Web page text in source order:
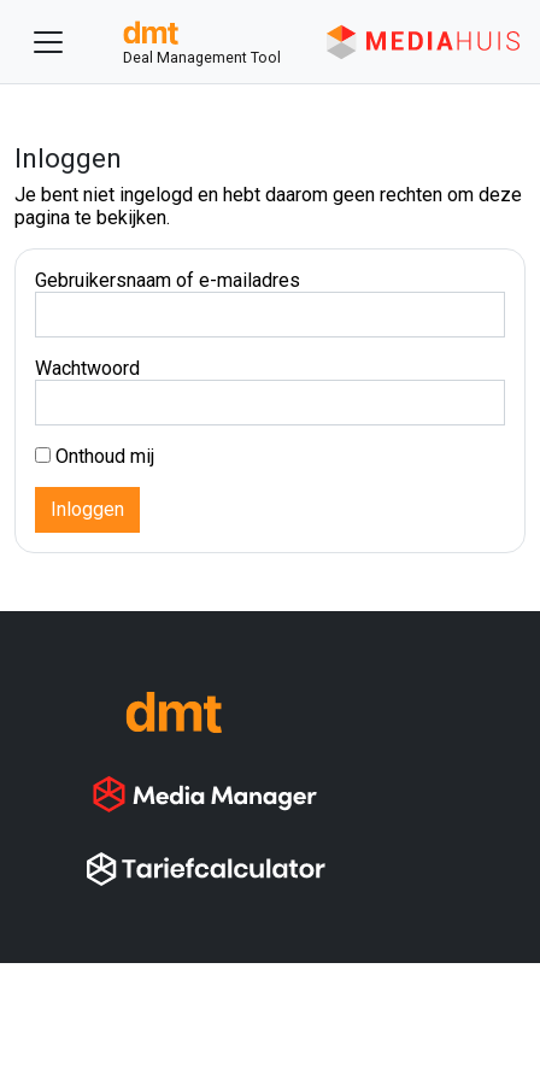
Deal Management Tool
Inloggen
Je bent niet ingelogd en hebt daarom geen rechten om deze
pagina te bekijken.
Gebruikersnaam of e-mailadres
Wachtwoord
Onthoud mij